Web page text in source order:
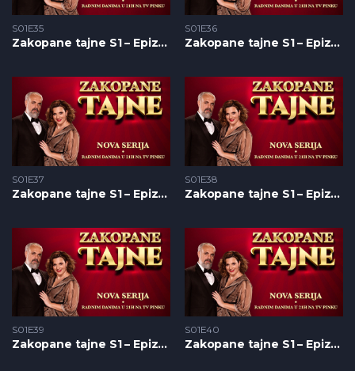
S01E35
Zakopane tajne S1 – Epizoda 35
S01E36
Zakopane tajne S1 – Epizoda 36
S01E37
Zakopane tajne S1 – Epizoda 37
S01E38
Zakopane tajne S1 – Epizoda 38
S01E39
Zakopane tajne S1 – Epizoda 39
S01E40
Zakopane tajne S1 – Epizoda 40